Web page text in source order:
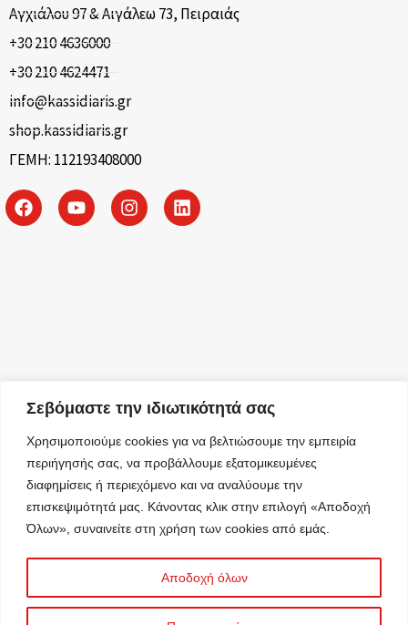
Σεβόμαστε την ιδιωτικότητά σας
Χρησιμοποιούμε cookies για να βελτιώσουμε την εμπειρία
περιήγησής σας, να προβάλλουμε εξατομικευμένες
διαφημίσεις ή περιεχόμενο και να αναλύουμε την
επισκεψιμότητά μας. Κάνοντας κλικ στην επιλογή «Αποδοχή
Όλων», συναινείτε στη χρήση των cookies από εμάς.
Αποδοχή όλων
Αγχιάλου 97 & Αιγάλεω 73, Πειραιάς
+30 210 4636000
+30 210 4624471
info@kassidiaris.gr
shop.kassidiaris.gr
ΓΕΜΗ: 112193408000